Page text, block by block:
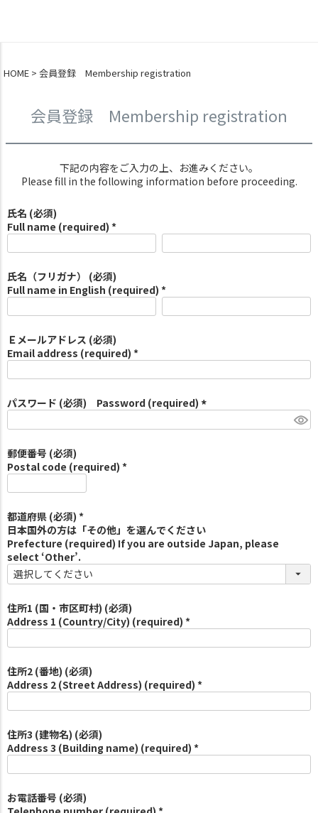
HOME 会員登録 Membership registration
会員登録 Membership registration
下記の内容をご入力の上、お進みください。
Please fill in the following information before proceeding.
氏名 (必須)
Full name (required) *
氏名（フリガナ） (必須)
Full name in English (required) *
Ｅメールアドレス (必須)
Email address (required) *
パスワード (必須) Password (required)
必
郵便番号 (必須)
Postal code (required) *
都道府県 (必須) *
日本国外の方は「その他」を選んでください
Prefecture (required) If you are outside Japan, please
select ‘Other’.
住所1 (国・市区町村) (必須)
Address 1 (Country/City) (required) *
住所2 (番地) (必須)
Address 2 (Street Address) (required) *
住所3 (建物名) (必須)
Address 3 (Building name) (required) *
お電話番号 (必須)